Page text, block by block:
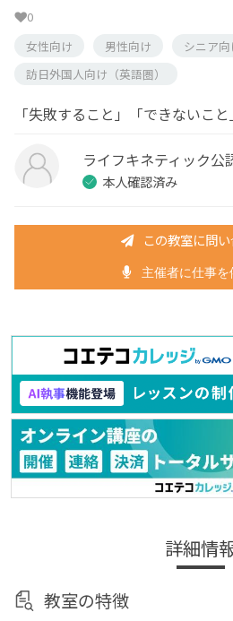
0
女性向け
男性向け シニア向
訪日外国人向け（英語圏）
「失敗すること」「できないこ
ライフキネティック公
本人確認済み
この教室に問
主催者に仕事を
詳細情
教室の特徴